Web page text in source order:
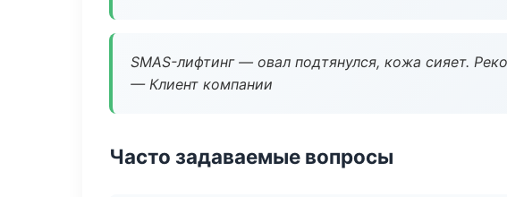
SMAS-лифтинг — овал подтянулся, кожа сияет.
— Клиент компании
Часто задаваемые вопросы